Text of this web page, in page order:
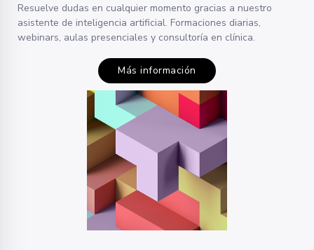
Resuelve dudas en cualquier momento gracias a nuestro
asistente de inteligencia artificial. Formaciones diarias,
webinars, aulas presenciales y consultoría en clínica.
Más información